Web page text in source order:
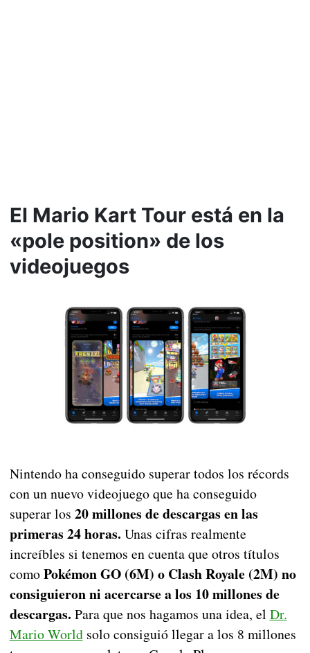
El Mario Kart Tour está en la
«pole position» de los
videojuegos
Nintendo ha conseguido superar todos los récords
con un nuevo videojuego que ha conseguido
superar los 20 millones de descargas en las
primeras 24 horas. Unas cifras realmente
increíbles si tenemos en cuenta que otros títulos
comoPokémon GO (6M) o Clash Royale (2M) no
consiguieron ni acercarse a los 10 millones de
descargas. Para que nos hagamos una idea, el Dr.
Mario Worldsolo consiguió llegar a los 8 millones